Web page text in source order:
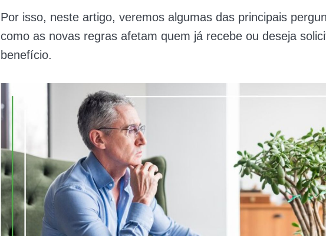
Por isso, neste artigo, veremos algumas das principais
como as novas regras afetam quem já recebe ou deseja
benefício.